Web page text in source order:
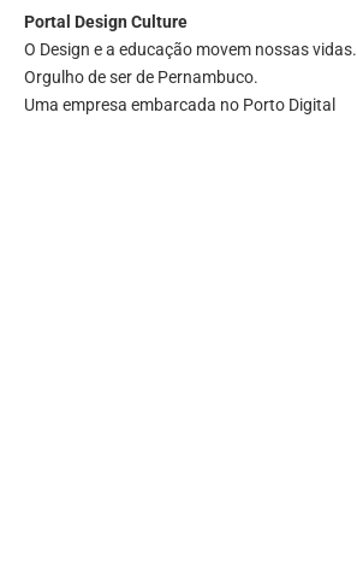
Portal Design Culture
O Design e a educação movem nossas vidas.
Orgulho de ser de Pernambuco.
Uma empresa embarcada no Porto Digital